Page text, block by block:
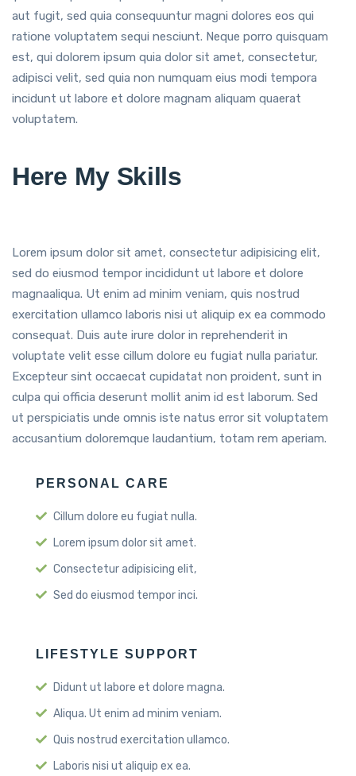
aut fugit, sed quia consequuntur magni dolores eos qui
ratione voluptatem sequi nesciunt. Neque porro quisquam
est, qui dolorem ipsum quia dolor sit amet, consectetur,
adipisci velit, sed quia non numquam eius modi tempora
incidunt ut labore et dolore magnam aliquam quaerat
voluptatem.
Here My Skills
Lorem ipsum dolor sit amet, consectetur adipisicing elit,
sed do eiusmod tempor incididunt ut labore et dolore
magnaaliqua. Ut enim ad minim veniam, quis nostrud
exercitation ullamco laboris nisi ut aliquip ex ea commodo
consequat. Duis aute irure dolor in reprehenderit in
voluptate velit esse cillum dolore eu fugiat nulla pariatur.
Excepteur sint occaecat cupidatat non proident, sunt in
culpa qui officia deserunt mollit anim id est laborum. Sed
ut perspiciatis unde omnis iste natus error sit voluptatem
accusantium doloremque laudantium, totam rem aperiam.
PERSONAL CARE
Cillum dolore eu fugiat nulla.
Lorem ipsum dolor sit amet.
Consectetur adipisicing elit,
Sed do eiusmod tempor inci.
LIFESTYLE SUPPORT
Didunt ut labore et dolore magna.
Aliqua. Ut enim ad minim veniam.
Quis nostrud exercitation ullamco.
Laboris nisi ut aliquip ex ea.